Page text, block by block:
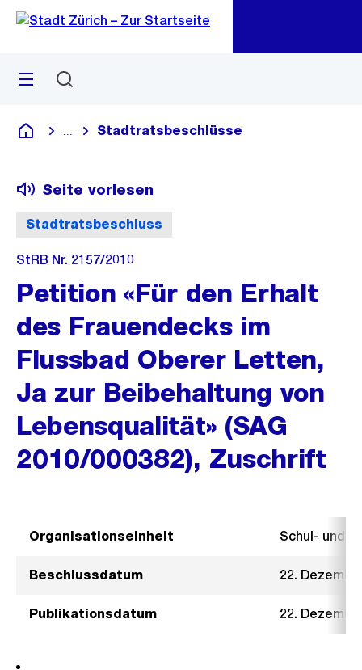
Navigation
Sprunglink
Menü
Deutsch
Blende alle Breadcrumbs ein
Stadtratsbeschlüsse
Stadtratsbeschluss
Seite vorlesen
StRB Nr. 2157/2010
Petition «Für den Erhalt
des Frauendecks im
Flussbad Oberer Letten,
Ja zur Beibehaltung von
Lebensqualität» (SAG
2010/000382), Zuschrift
Organisationseinheit Schul- und
Beschlussdatum 22.
Publikationsdatum 22.